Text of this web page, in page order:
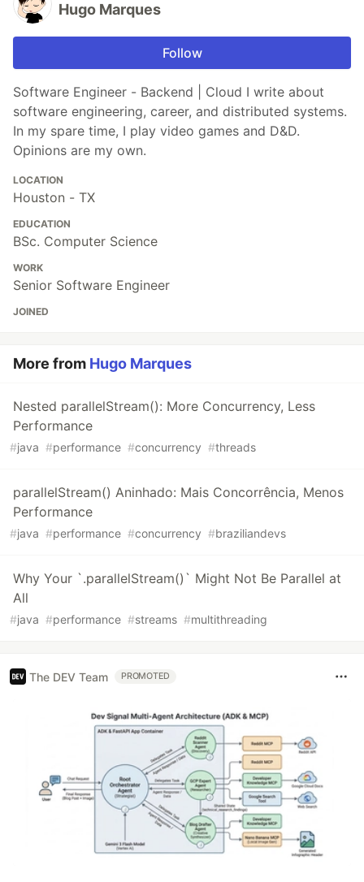
Hugo Marques
Follow
Software Engineer - Backend | Cloud I write about
software engineering, career, and distributed systems.
In my spare time, I play video games and D&D.
Opinions are my own.
LOCATION
Houston - TX
EDUCATION
BSc. Computer Science
WORK
Senior Software Engineer
JOINED
More from Hugo Marques
Nested parallelStream(): More Concurrency, Less
Performance
#java #performance #concurrency #threads
parallelStream() Aninhado: Mais Concorrência, Menos
Performance
#java #performance #concurrency #braziliandevs
Why Your `.parallelStream()` Might Not Be Parallel at
All
#java #performance #streams #multithreading
The DEV Team PROMOTED